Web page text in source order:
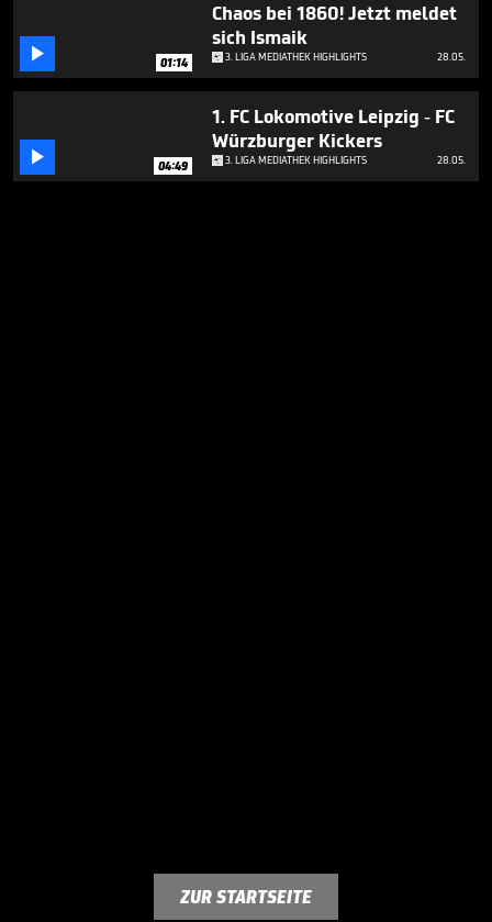
 01:14
Chaos bei 1860! Jetzt meldet
sich Ismaik
3. LIGA MEDIATHEK HIGHLIGHTS 28.05.
 04:49
1. FC Lokomotive Leipzig - FC
Würzburger Kickers
3. LIGA MEDIATHEK HIGHLIGHTS 28.05.
ZUR STARTSEITE